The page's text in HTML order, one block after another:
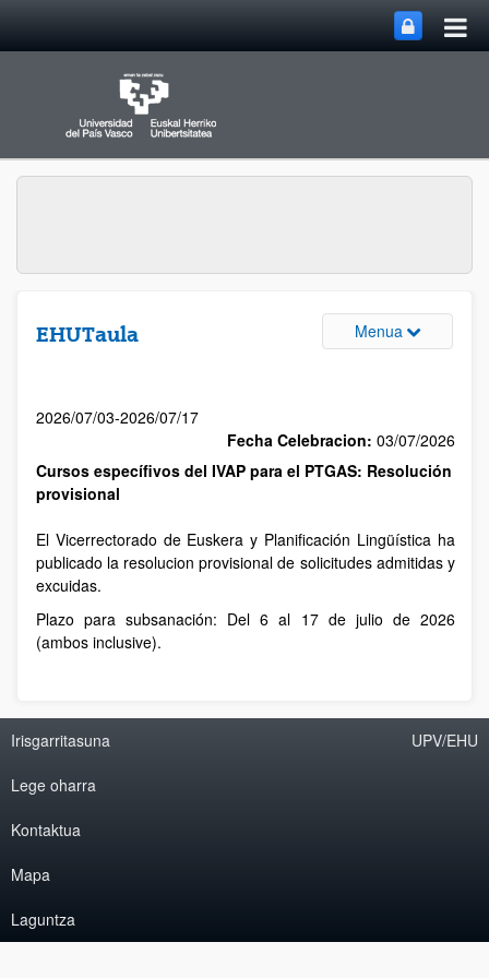
EHUTaula Menua
2026/07/03-2026/07/17
Fecha Celebracion: 03/07/2026
Cursos específivos del IVAP para el PTGAS: Resolución
provisional
El Vicerrectorado de Euskera y Planificación Lingüística ha
publicado la resolucion provisional de solicitudes admitidas y
excuidas.
Plazo para subsanación: Del 6 al 17 de julio de 2026
(ambos inclusive).
Irisgarritasuna
Lege oharra
Kontaktua
Mapa
Laguntza
UPV/EHU